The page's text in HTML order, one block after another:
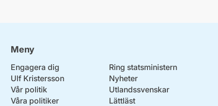
Meny
Engagera dig
Ulf Kristersson
Vår politik
Våra politiker
Ring statsministern
Nyheter
Utlandssvenskar
Lättläst